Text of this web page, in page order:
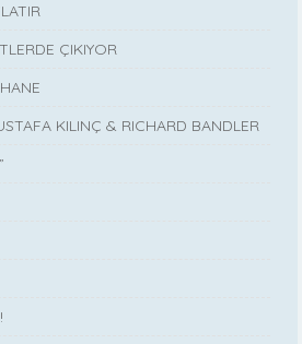
ÇIKIYOR
KILINÇ & RICHARD BANDLER